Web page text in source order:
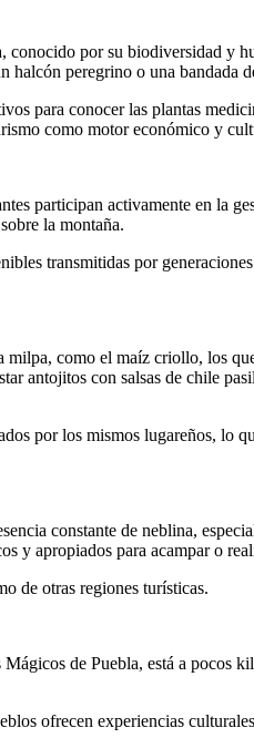
por su biodiversidad y
halcón peregrino o una bandada
para conocer las plantas
como motor económico y
participan activamente en la
la montaña.
transmitidas por
milpa, como el maíz criollo, los
antojitos con salsas de chile
por los mismos lugareños, lo
constante de neblina,
y apropiados para acampar o
de otras regiones turísticas.
de Puebla, está a pocos
ofrecen experiencias